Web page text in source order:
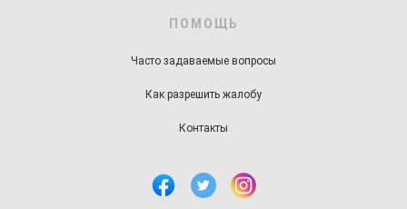
ПОМОЩЬ
Часто задаваемые вопросы
Как разрешить жалобу
Контакты